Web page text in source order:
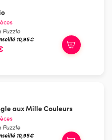
Puzzle
10,95€
aux Mille Couleurs
Puzzle
10,95€